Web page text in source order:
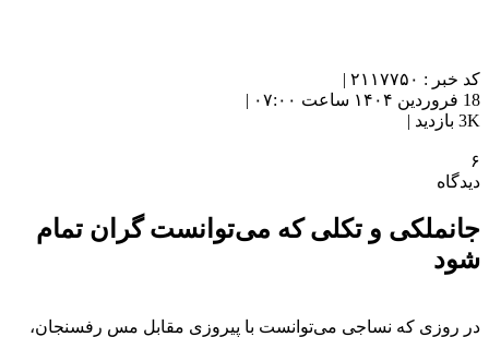
کد خبر : ۲۱۱۷۷۵۰ |
18 فروردین ۱۴۰۴ ساعت ۰۷:۰۰ |
3K بازدید |
۶
دیدگاه
جانملکی و تکلی که می‌توانست گران تمام
شود
در روزی که نساجی می‌توانست با پیروزی مقابل مس رفسنجان،